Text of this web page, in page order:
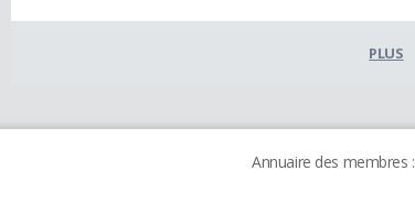
PLUS
Annuaire des membres :